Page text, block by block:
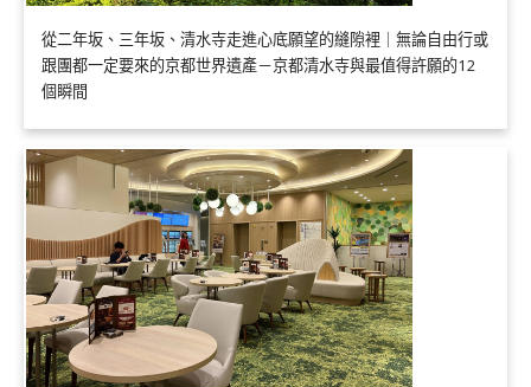
從二年坂、三年坂、清水寺走進心底願望的縫隙裡｜無論自由行或
跟團都一定要來的京都世界遺產－京都清水寺與最值得許願的12
個瞬間